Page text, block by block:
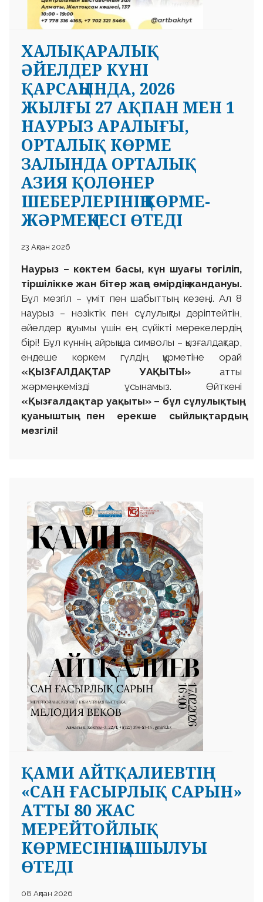
ХАЛЫҚАРАЛЫҚ
ӘЙЕЛДЕР КҮНІ
ҚАРСАҢЫНДА, 2026
ЖЫЛҒЫ 27 АҚПАН МЕН 1
НАУРЫЗ АРАЛЫҒЫ,
ОРТАЛЫҚ КӨРМЕ
ЗАЛЫНДА ОРТАЛЫҚ
АЗИЯ ҚОЛӨНЕР
ШЕБЕРЛЕРІНІҢ КӨРМЕ-
ЖӘРМЕҢКЕСІ ӨТЕДІ
23 Ақпан 2026
Наурыз – көктем басы, күн шуағы төгіліп,
тіршілікке жан бітер жаңа өмірдің жандануы.
Бұл мезгіл – үміт пен шабыттың кезеңі. Ал 8
наурыз – нәзіктік пен сұлулықты дәріптейтін,
әйелдер қауымы үшін ең сүйікті мерекелердің
бірі! Бұл күннің айрықша символы – қызғалдақтар,
ендеше көркем гүлдің құрметіне орай
«ҚЫЗҒАЛДАҚТАР УАҚЫТЫ» атты
жәрмеңкемізді ұсынамыз. Өйткені
«Қызғалдақтар уақыты» – бұл сұлулықтың,
қуаныштың пен ерекше сыйлықтардың
мезгілі!
ҚАМИ АЙТҚАЛИЕВТІҢ
«САН ҒАСЫРЛЫҚ САРЫН»
АТТЫ 80 ЖАС
МЕРЕЙТОЙЛЫҚ
КӨРМЕСІНІҢ АШЫЛУЫ
ӨТЕДІ
08 Ақпан 2026